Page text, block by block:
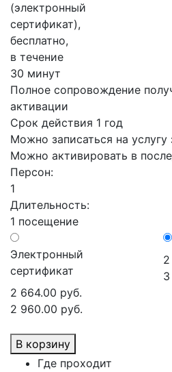
(электронный
сертификат),
бесплатно,
в течение
30 минут
Полное сопровождение
активации
Срок действия 1 год
Можно записаться на
Можно активировать в
Персон:
1
Длительность:
1 посещение
Электронный
сертификат
2 664.00 руб.
2 960.00 руб.
В корзину
Где проходит